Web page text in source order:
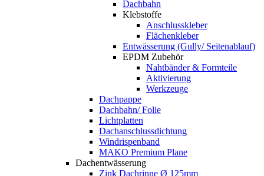
Dachbahn
Klebstoffe
Anschlusskleber
Flächenkleber
Entwässerung (Gully/ Seitenablauf)
EPDM Zubehör
Nahtbänder & Formteile
Aktivierung
Werkzeuge
Dachpappe
Dachbahn/ Folie
Lichtplatten
Dachanschlussdichtung
Windrispenband
MAKO Premium Plane
Dachentwässerung
Zink Dachrinne Ø 125mm